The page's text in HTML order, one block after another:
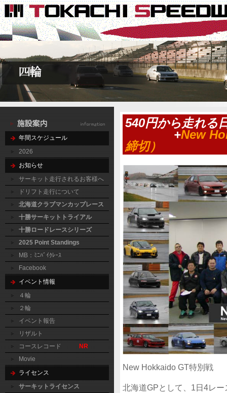
年間スケジュール
2026
お知らせ
サーキット走行されるお客様へ
ドリフト走行について
北海道クラブマンカップレース
十勝サーキットトライアル
十勝ロードレースシリーズ
2025 Point Standings
MB：ﾐﾆﾊﾞｲｸﾚｰｽ
Facebook
イベント情報
４輪
２輪
イベント報告
リザルト
コースレコード
NR
Movie
ライセンス
サーキットライセンス
540円から走れる
+New
締切）
New Hokkaido GT特別戦
北海道GPとして、1日4レ